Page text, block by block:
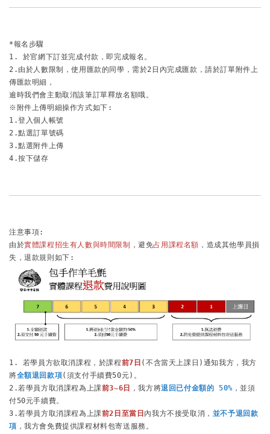
*報名步驟
1. 於官網下訂並完成付款，即完成報名。
2.由於人數限制，使用匯款的同學，需於2日內完成匯款，請於訂單附件上
傳匯款明細，
逾時我們會主動取消該筆訂單釋放名額哦。
※附件上傳明細操作方式如下:
1.登入個人帳號
2.點選訂單號碼
3.點選附件上傳
4.按下儲存
注意事項:
由於實體課程招生有人數與時間限制 ，避免占用課程名額 ，造成其他學員損
1. 若學員方欲取消課程，於課程前7日 (不含當天上課日)通知我方，我方
將全額退回款項(須支付手續費50元)。
2.若學員方取消課程為上課前3~6日 ，我方將退回已付金額的 50% ，並須
付50元手續費。
3.若學員方取消課程為上課前2日至當日 內我方不接受取消， 並不予退回款
項